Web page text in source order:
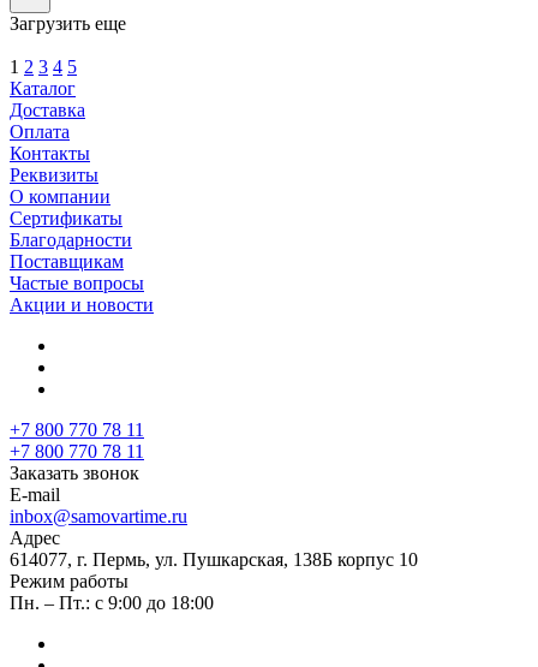
Загрузить еще
1 2 3 4 5
Каталог
Доставка
Оплата
Контакты
Реквизиты
О компании
Сертификаты
Благодарности
Поставщикам
Частые вопросы
Акции и новости
+7 800 770 78 11
+7 800 770 78 11
Заказать звонок
E-mail
inbox@samovartime.ru
Адрес
614077, г. Пермь, ул. Пушкарская, 138Б корпус 10
Режим работы
Пн. – Пт.: с 9:00 до 18:00